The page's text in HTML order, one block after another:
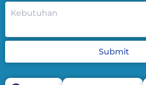
Submit